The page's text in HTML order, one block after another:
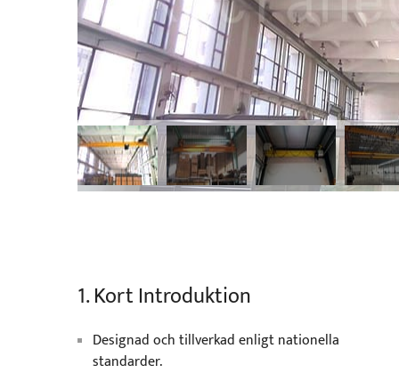
1. Kort Introduktion
Designad och tillverkad enligt nationella
standarder.